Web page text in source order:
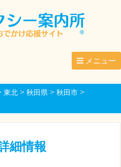
メニュー
東北> 秋田県> 秋田市>
細情報